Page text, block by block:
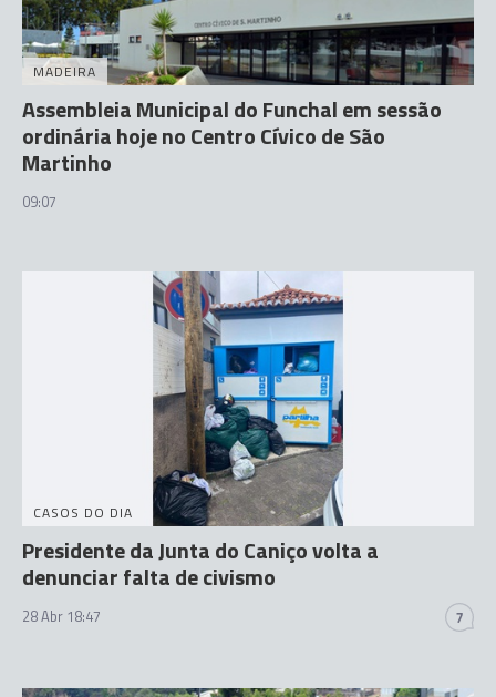
MADEIRA
Assembleia Municipal do Funchal em sessão
ordinária hoje no Centro Cívico de São
Martinho
09:07
CASOS DO DIA
Presidente da Junta do Caniço volta a
denunciar falta de civismo
28 Abr 18:47 7